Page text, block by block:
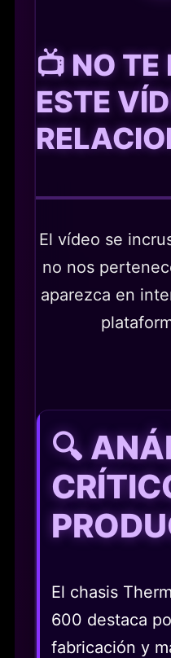
📺 NO TE
ESTE
El vídeo se
no nos
aparezca en
🔍
El chasis
600 destaca
fabricación y